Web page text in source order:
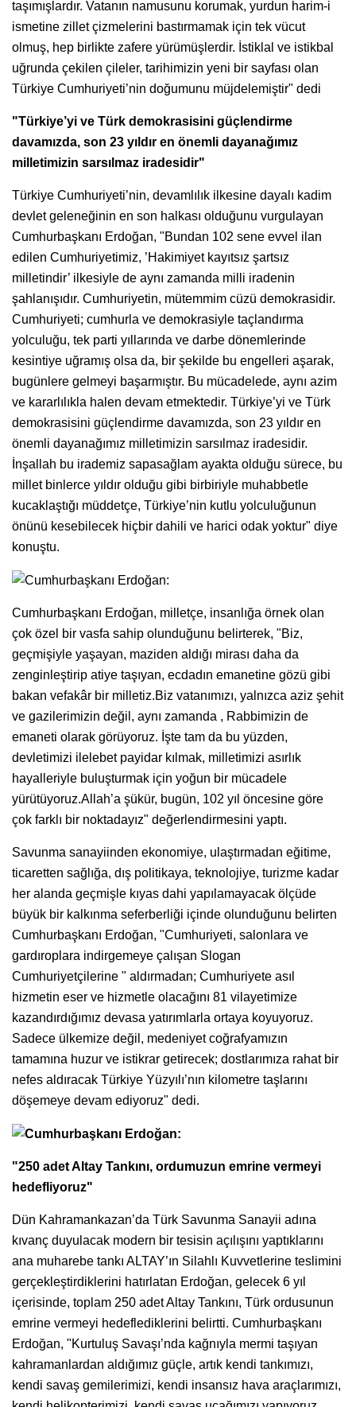
taşımışlardır. Vatanın namusunu korumak, yurdun harim-i
ismetine zillet çizmelerini bastırmamak için tek vücut
olmuş, hep birlikte zafere yürümüşlerdir. İstiklal ve istikbal
uğrunda çekilen çileler, tarihimizin yeni bir sayfası olan
Türkiye Cumhuriyeti’nin doğumunu müjdelemiştir" dedi
"Türkiye’yi ve Türk demokrasisini güçlendirme
davamızda, son 23 yıldır en önemli dayanağımız
milletimizin sarsılmaz iradesidir"
Türkiye Cumhuriyeti’nin, devamlılık ilkesine dayalı kadim
devlet geleneğinin en son halkası olduğunu vurgulayan
Cumhurbaşkanı Erdoğan, "Bundan 102 sene evvel ilan
edilen Cumhuriyetimiz, ’Hakimiyet kayıtsız şartsız
milletindir’ ilkesiyle de aynı zamanda milli iradenin
şahlanışıdır. Cumhuriyetin, mütemmim cüzü demokrasidir.
Cumhuriyeti; cumhurla ve demokrasiyle taçlandırma
yolculuğu, tek parti yıllarında ve darbe dönemlerinde
kesintiye uğramış olsa da, bir şekilde bu engelleri aşarak,
bugünlere gelmeyi başarmıştır. Bu mücadelede, aynı azim
ve kararlılıkla halen devam etmektedir. Türkiye’yi ve Türk
demokrasisini güçlendirme davamızda, son 23 yıldır en
önemli dayanağımız milletimizin sarsılmaz iradesidir.
İnşallah bu irademiz sapasağlam ayakta olduğu sürece, bu
millet binlerce yıldır olduğu gibi birbiriyle muhabbetle
kucaklaştığı müddetçe, Türkiye’nin kutlu yolculuğunun
önünü kesebilecek hiçbir dahili ve harici odak yoktur" diye
konuştu.
Cumhurbaşkanı Erdoğan, milletçe, insanlığa örnek olan
çok özel bir vasfa sahip olunduğunu belirterek, "Biz,
geçmişiyle yaşayan, maziden aldığı mirası daha da
zenginleştirip atiye taşıyan, ecdadın emanetine gözü gibi
bakan vefakâr bir milletiz.Biz vatanımızı, yalnızca aziz şehit
ve gazilerimizin değil, aynı zamanda , Rabbimizin de
emaneti olarak görüyoruz. İşte tam da bu yüzden,
devletimizi ilelebet payidar kılmak, milletimizi asırlık
hayalleriyle buluşturmak için yoğun bir mücadele
yürütüyoruz.Allah’a şükür, bugün, 102 yıl öncesine göre
çok farklı bir noktadayız" değerlendirmesini yaptı.
Savunma sanayiinden ekonomiye, ulaştırmadan eğitime,
ticaretten sağlığa, dış politikaya, teknolojiye, turizme kadar
her alanda geçmişle kıyas dahi yapılamayacak ölçüde
büyük bir kalkınma seferberliği içinde olunduğunu belirten
Cumhurbaşkanı Erdoğan, "Cumhuriyeti, salonlara ve
gardıroplara indirgemeye çalışan Slogan
Cumhuriyetçilerine " aldırmadan; Cumhuriyete asıl
hizmetin eser ve hizmetle olacağını 81 vilayetimize
kazandırdığımız devasa yatırımlarla ortaya koyuyoruz.
Sadece ülkemize değil, medeniyet coğrafyamızın
tamamına huzur ve istikrar getirecek; dostlarımıza rahat bir
nefes aldıracak Türkiye Yüzyılı’nın kilometre taşlarını
döşemeye devam ediyoruz" dedi.
"250 adet Altay Tankını, ordumuzun emrine vermeyi
hedefliyoruz"
Dün Kahramankazan’da Türk Savunma Sanayii adına
kıvanç duyulacak modern bir tesisin açılışını yaptıklarını
ana muharebe tankı ALTAY’ın Silahlı Kuvvetlerine teslimini
gerçekleştirdiklerini hatırlatan Erdoğan, gelecek 6 yıl
içerisinde, toplam 250 adet Altay Tankını, Türk ordusunun
emrine vermeyi hedeflediklerini belirtti. Cumhurbaşkanı
Erdoğan, "Kurtuluş Savaşı’nda kağnıyla mermi taşıyan
kahramanlardan aldığımız güçle, artık kendi tankımızı,
kendi savaş gemilerimizi, kendi insansız hava araçlarımızı,